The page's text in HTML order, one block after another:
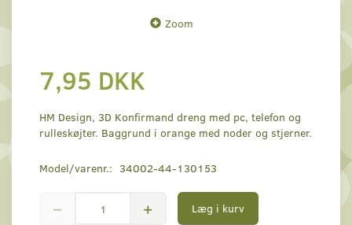
Zoom
7,95 DKK
HM Design, 3D Konfirmand dreng med pc, telefon og
rulleskøjter. Baggrund i orange med noder og stjerner.
Model/varenr.: 34002-44-130153
Læg i kurv